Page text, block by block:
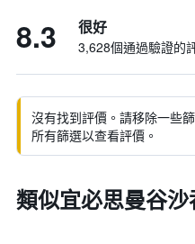
8.3 很好
3,628個通過驗證的
沒有找到評價。請移除一些
所有篩選以查看評價。
類似宜必思曼谷